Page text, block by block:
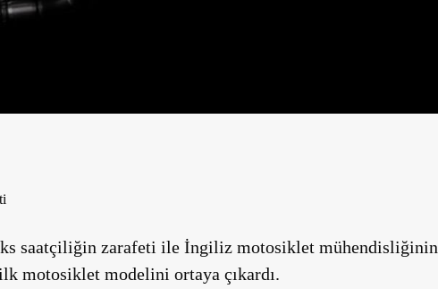
saatçiliğin zarafeti ile İngiliz motosiklet mühendisliğinin
motosiklet modelini ortaya çıkardı.